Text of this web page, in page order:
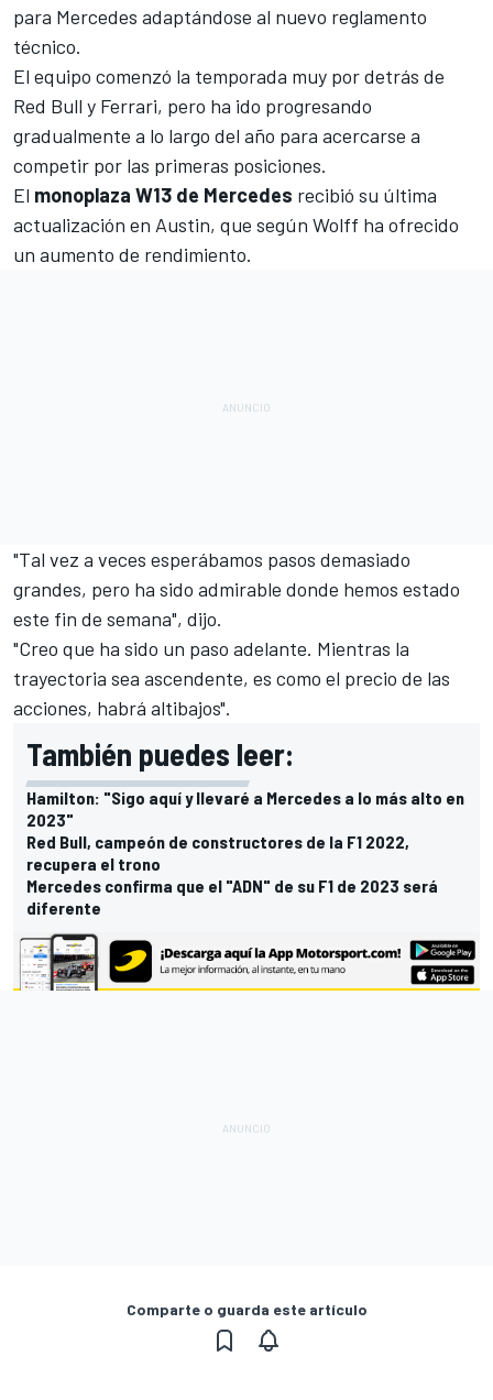
para Mercedes adaptándose al nuevo reglamento
técnico.
El equipo comenzó la temporada muy por detrás de
Red Bull y Ferrari, pero ha ido progresando
gradualmente a lo largo del año para acercarse a
competir por las primeras posiciones.
El monoplaza W13 de Mercedes recibió su última
actualización en Austin, que según Wolff ha ofrecido
un aumento de rendimiento.
"Tal vez a veces esperábamos pasos demasiado
grandes, pero ha sido admirable donde hemos estado
este fin de semana", dijo.
"Creo que ha sido un paso adelante. Mientras la
trayectoria sea ascendente, es como el precio de las
acciones, habrá altibajos".
También puedes leer:
Hamilton: "Sigo aquí y llevaré a Mercedes a lo más alto en
2023"
Red Bull, campeón de constructores de la F1 2022,
recupera el trono
Mercedes confirma que el "ADN" de su F1 de 2023 será
diferente
Comparte o guarda este artículo